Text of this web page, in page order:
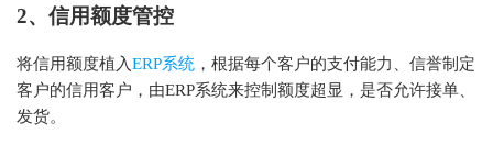
2、信用额度管控
将信用额度植入ERP系统 ，根据每个客户的支付能力、信誉制定
客户的信用客户，由ERP系统来控制额度超显，是否允许接单、
发货。